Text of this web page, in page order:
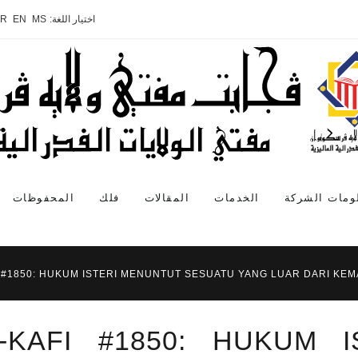
اختيار اللغة: MS
EN
الشركة الخدمات المقالات فلك المحفوظات
HUKUM ISTERI MENUNTUT SESUATU YANG LUAR DARI
KAFI #1850: HUKUM